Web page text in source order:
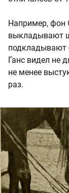
Например, фон
выкладывают
подкладывают
Ганс видел не
не менее
раз.